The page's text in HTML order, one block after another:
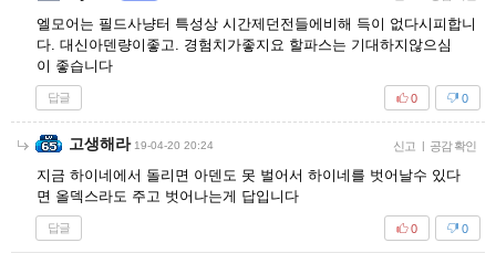
엘모어는 필드사냥터 특성상 시간제던전들에비해 득이 없다시피합니
다. 대신아덴량이좋고. 경험치가좋지요 할파스는 기대하지않으심
이 좋습니다
답글 0
0
고생해라 19-04-20 20:24 신고 | 공감 확인
지금 하이네에서 돌리면 아덴도 못 벌어서 하이네를 벗어날수 있다
면 올덱스라도 주고 벗어나는게 답입니다
답글 0
0